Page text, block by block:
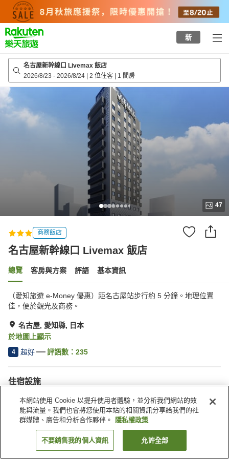
top
page
新
名古屋新幹線口 Livemax 飯店
2026/8/23 - 2026/8/24 | 2 位住客 | 1 間房
47
商務飯店
名古屋新幹線口 Livemax 飯店
總覽 客房與方案 評語 基本資訊
（愛知旅遊 e-Money 優惠）距名古屋站步行約 5 分鐘。地理位置
佳，便於觀光及商務。
名古屋, 愛知縣, 日本
於地圖上顯示
4 超好 評語數： 235
住宿設施
Spa／美容沙龍
自動販賣機
付費洗衣房
找客房
本網站使用 Cookie 以提升使用者體驗，並分析我們網站的效
能與流量。我們也會將您使用本站的相關資訊分享給我們的社
群媒體、廣告和分析合作夥伴。
隱私權政策
不要銷售我的個人資訊 允許全部